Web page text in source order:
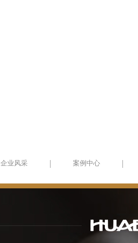
企业风采 案例中心